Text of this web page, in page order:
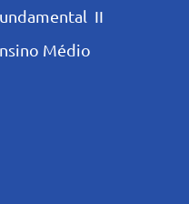
II
Médio